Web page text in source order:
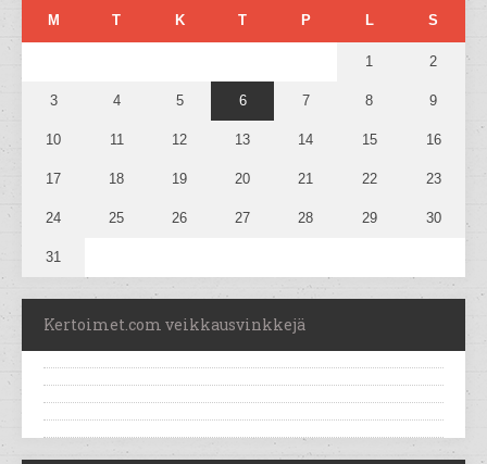
M T K T P L S
1 2
3 4 5 6 7 8 9
10 11 12 13 14 15 16
17 18 19 20 21 22 23
24 25 26 27 28 29 30
31
Kertoimet.com veikkausvinkkejä